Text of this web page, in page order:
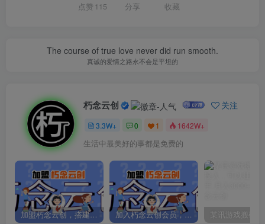
点赞 115 分享 收藏
The course of true love never did run smooth.
真诚的爱情之路永不会是平坦的
朽念云创 关注
3.3W+ 0 1 1642W+
生活中最美好的事都是免费的
加盟朽念云创，搭建同款项目资源站，实现日入2000+ 加入朽念云创会员，全站资源免费学习。